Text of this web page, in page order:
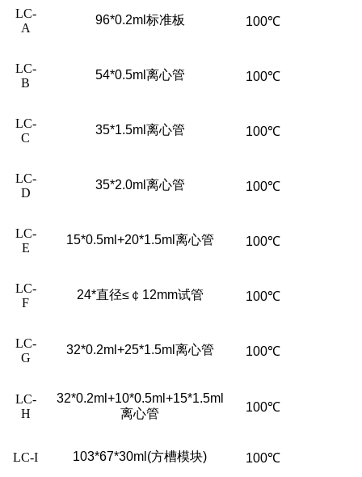
LC-
A
96*0.2ml 标准板 100℃
LC-
B
54*0.5ml 离心管 100℃
LC-
C
35*1.5ml 离心管 100℃
LC-
D
35*2.0ml 离心管 100℃
LC-
E
15*0.5ml+20*1.5ml 离心管 100℃
LC-
F
24*直径≤￠12mm试管 100℃
LC-
G
32*0.2ml+25*1.5ml 离心管 100℃
LC-
H
32*0.2ml+10*0.5ml+15*1.5ml
离心管
100℃
LC-I 103*67*30ml(方槽模块) 100℃